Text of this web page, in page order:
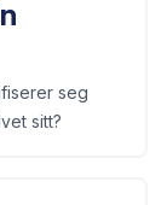
seg
sitt?